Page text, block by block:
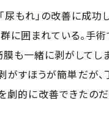
尿もれ」の改善に成
に囲まれている。手
も一緒に剥がしてしま
がすほうが簡単だが
劇的に改善できたの